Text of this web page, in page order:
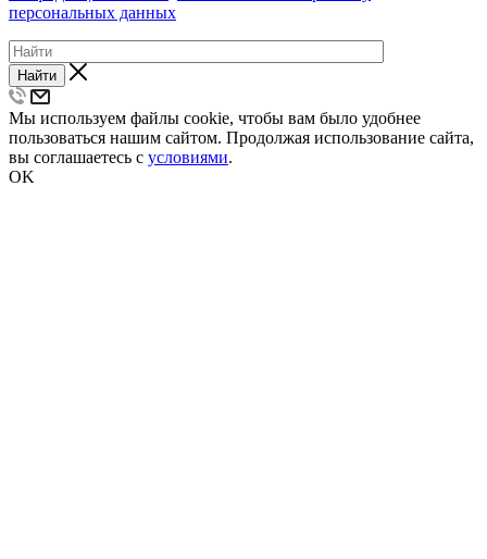
персональных данных
Найти
Мы используем файлы cookie, чтобы вам было удобнее
пользоваться нашим сайтом. Продолжая использование сайта,
вы соглашаетесь с условиями.
OK